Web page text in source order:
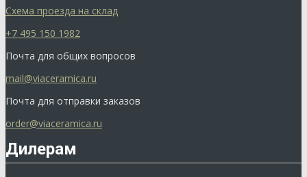
Схема проезда на склад
+7 495 150 1982
Почта для общих вопросов
mail@viaceramica.ru
Почта для отправки заказов
order@viaceramica.ru
Дилерам